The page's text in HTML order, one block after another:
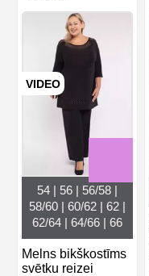
VIDEO
54 | 56 | 56/58 |
58/60 | 60/62 | 62 |
62/64 | 64/66 | 66
Melns bikškostīms
svētku reizei